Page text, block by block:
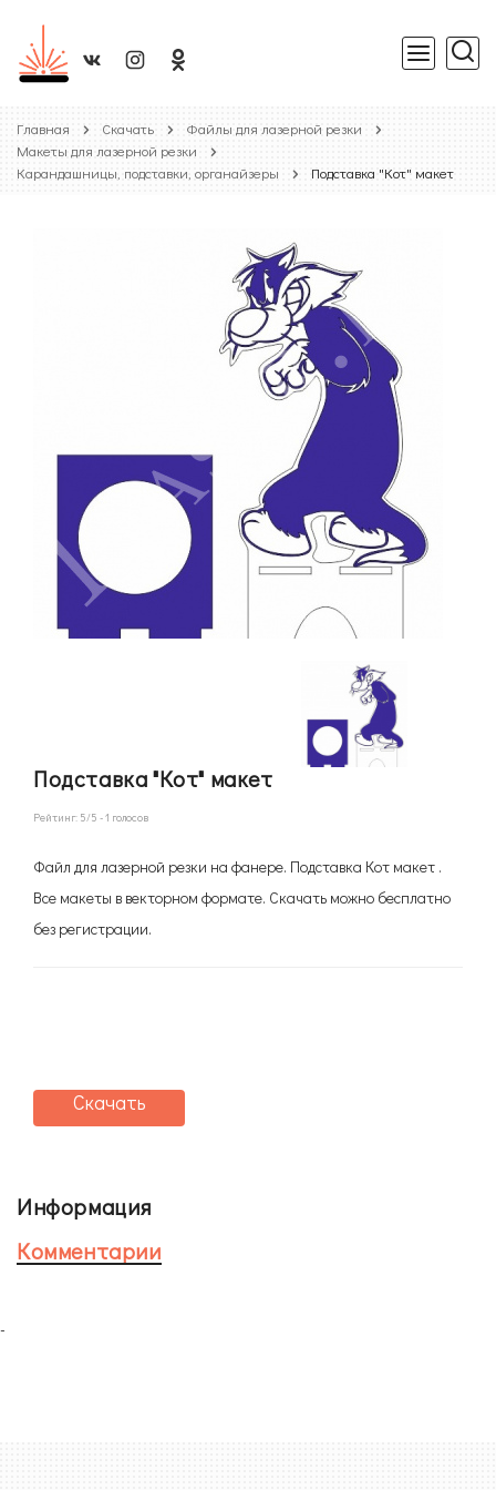
Главная Скачать
Файлы для лазерной резки
Макеты для лазерной резки
Карандашницы, подставки, органайзеры
Подставка "Кот" макет
Подставка "Кот" макет
Рейтинг: 5/5 -1 голосов
Файл для лазерной резки на фанере. Подставка Кот макет .
Все макеты в векторном формате. Скачать можно бесплатно
без регистрации.
Скачать
Информация
Комментарии
-